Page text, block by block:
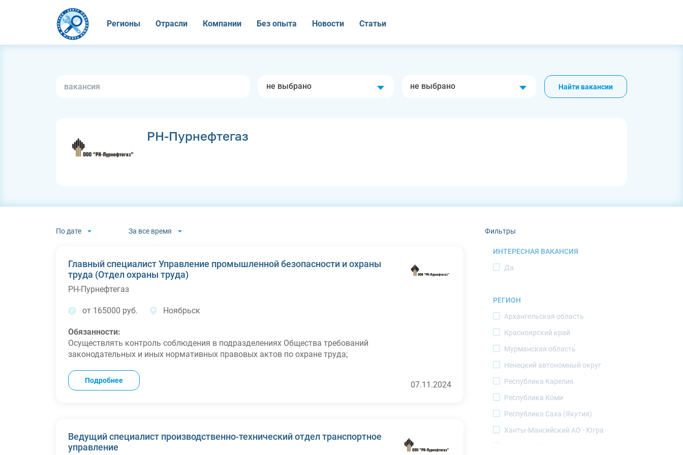
Регионы Отрасли Компании Без опыта Новости Статьи
не выбрано не выбрано Найти вакансии
РН-Пурнефтегаз
Фильтры
ИНТЕРЕСНАЯ ВАКАНСИЯ
Да
РЕГИОН
Архангельская область
Красноярский край
Мурманская область
Ненецкий автономный округ
Республика Карелия
Республика Коми
Республика Саха (Якутия)
Ханты-Мансийский АО - Югра
По дате За все время
Главный специалист Управление промышленной безопасности и охраны
труда (Отдел охраны труда)
РН-Пурнефтегаз
от 165000 руб. Ноябрьск
Обязанности:
Осуществлять контроль соблюдения в подразделениях Общества требований
законодательных и иных нормативных правовых актов по охране труда;
заболеваний и несчастных случаев на производстве, по улучшению условий труда;
проводить вводные инструктажи по охране труда;
осуществлять бизнес-планирование;
организовывать расследование несчастных случаев на производстве. Формировать
Подробнее 07.11.2024
Ведущий специалист производственно-технический отдел транспортное
управление